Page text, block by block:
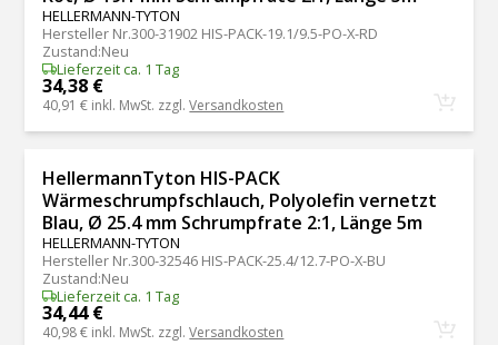
HELLERMANN-TYTON
Hersteller Nr.300-31902 HIS-PACK-19.1/9.5-PO-X-RD
Zustand:Neu
Lieferzeit ca. 1 Tag
34,38 €
40,91 € inkl. MwSt. zzgl.Versandkosten
HellermannTyton HIS-PACK
Wärmeschrumpfschlauch, Polyolefin vernetzt
Blau, Ø 25.4 mm Schrumpfrate 2:1, Länge 5m
HELLERMANN-TYTON
Hersteller Nr.300-32546 HIS-PACK-25.4/12.7-PO-X-BU
Zustand:Neu
Lieferzeit ca. 1 Tag
34,44 €
40,98 € inkl. MwSt. zzgl.Versandkosten